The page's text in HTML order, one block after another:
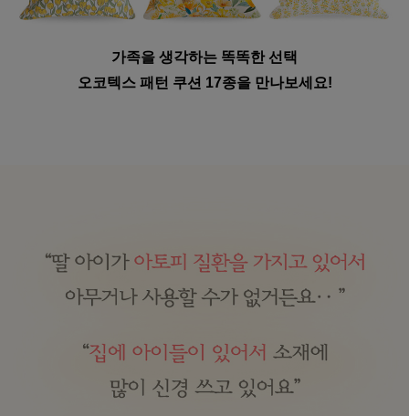
가족을 생각하는 똑똑한 선택
오코텍스 패턴 쿠션 17종을 만나보세요!